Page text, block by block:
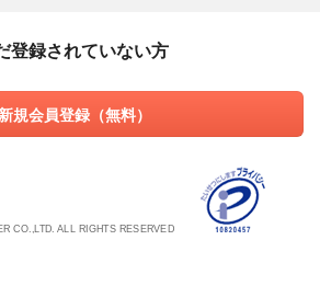
登録されていない方
新規会員登録（無料）
CO.,LTD. ALL RIGHTS RESERVED